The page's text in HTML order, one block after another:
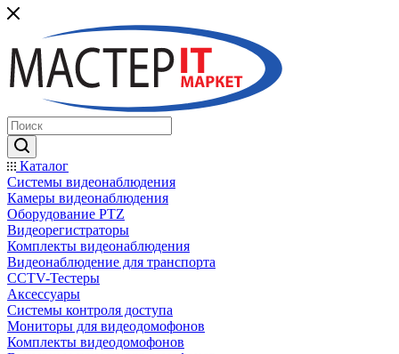
Каталог
Системы видеонаблюдения
Камеры видеонаблюдения
Оборудование PTZ
Видеорегистраторы
Комплекты видеонаблюдения
Видеонаблюдение для транспорта
CCTV-Тестеры
Аксессуары
Системы контроля доступа
Мониторы для видеодомофонов
Комплекты видеодомофонов